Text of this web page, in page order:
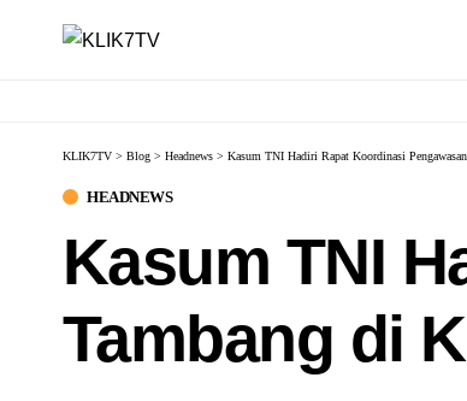
KLIK7TV > Blog > Headnews > Kasum TNI Hadiri Rapat Koordinasi
HEADNEWS
Kasum TNI
Tambang di